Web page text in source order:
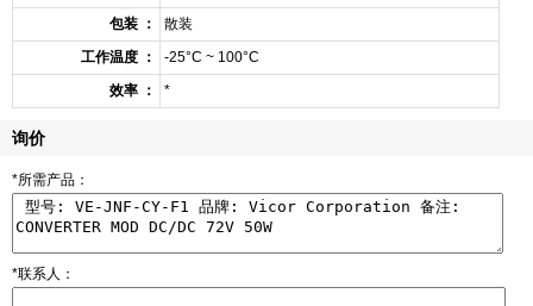
包装 ：
散装
工作温度 ：
-25°C ~ 100°C
效率 ：
*
询价
*所需产品：
*联系人：